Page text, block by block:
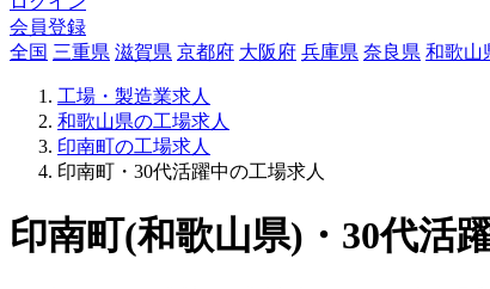
会員登録
全国 三重県 滋賀県 京都府 大阪府 兵庫県 奈良県 和歌山
工場・製造業求人
和歌山県の工場求人
印南町の工場求人
印南町・30代活躍中の工場求人
印南町(和歌山県)・30代活